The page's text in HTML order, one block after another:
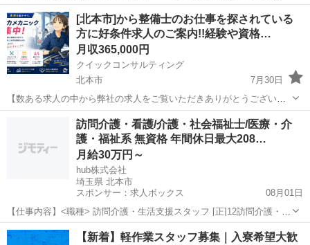
（規定あり） ★スピード就業（最短翌日） ★LINE面談OK ★タトゥー
相談可 ■ お仕事例 ・アパートの清掃 ・医薬品の梱包...
埼玉 北本市 北本駅 その他 単純作業
[北本市]から整備士のお仕事を探されている
方に好条件求人のご案内!!経験や資格…
月収365,000円
クイックコンサルティング
北本市
7月30日
【数ある求人の中から弊社の求人をご覧いただきありがとうございま
す!!】 全国に様々な求人を5万件以上取り扱っておりご希望条件やご状
況に応じてマッチしそうな求人をご案内いたします!! 応募前に相談だ
けしてみたい方やどんな求...
北本市 その他 整備士
訪問介護・看護/介護・社会福祉士/医療・介
護・福祉系 無資格 年間休日最大208…
月給30万円～
hub株式会社
埼玉県 北本市
スポンサー：求人ボックス
08月01日
【仕事内容】<職種> 訪問介護・生活支援スタッフ [正]12訪問介護・看
護/ホームヘルパー、介護福祉士・社会福祉士、医療・介護・福祉その
他 <雇用形態> 正社員 <給与> [正]1月給30万円～、2月給25万円～ 交
正社員
【新着】軽作業スタッフ募集｜入寮希望大歓